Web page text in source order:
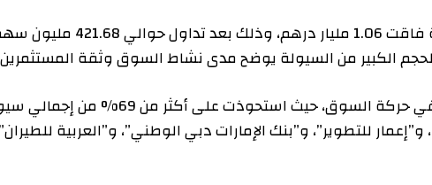
استقطبت الأسهم المدرجة في السوق سيولة فاقت 1.06 مليار درهم، وذلك بعد تداول حوالي 421.68 مليون سهم،
لعبت أسهم ست شركات رئيسية دوراً محورياً في حركة السوق، حيث استحوذت على أكثر من 69% من إجمالي سيولة
و”بنك الإمارات دبي الوطني”، و”العربية للطيران”،